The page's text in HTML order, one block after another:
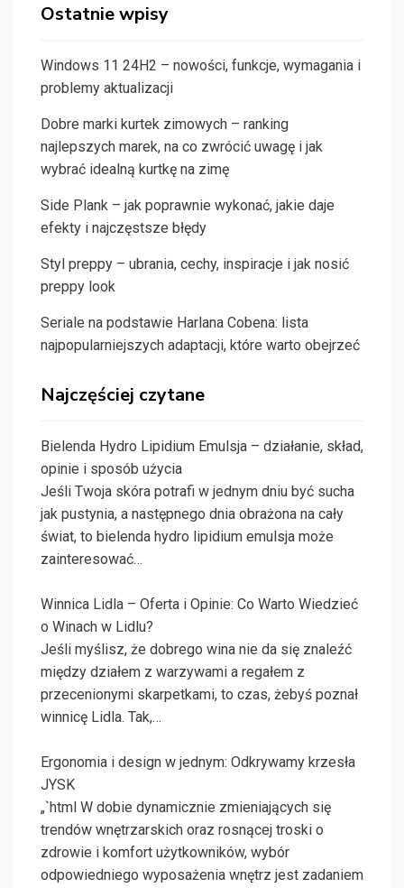
Ostatnie wpisy
Windows 11 24H2 – nowości, funkcje, wymagania i
problemy aktualizacji
Dobre marki kurtek zimowych – ranking
najlepszych marek, na co zwrócić uwagę i jak
wybrać idealną kurtkę na zimę
Side Plank – jak poprawnie wykonać, jakie daje
efekty i najczęstsze błędy
Styl preppy – ubrania, cechy, inspiracje i jak nosić
preppy look
Seriale na podstawie Harlana Cobena: lista
najpopularniejszych adaptacji, które warto obejrzeć
Najczęściej czytane
Bielenda Hydro Lipidium Emulsja – działanie, skład,
opinie i sposób użycia
Jeśli Twoja skóra potrafi w jednym dniu być sucha
jak pustynia, a następnego dnia obrażona na cały
świat, to bielenda hydro lipidium emulsja może
zainteresować…
Winnica Lidla – Oferta i Opinie: Co Warto Wiedzieć
o Winach w Lidlu?
Jeśli myślisz, że dobrego wina nie da się znaleźć
między działem z warzywami a regałem z
przecenionymi skarpetkami, to czas, żebyś poznał
winnicę Lidla. Tak,…
Ergonomia i design w jednym: Odkrywamy krzesła
JYSK
„`html W dobie dynamicznie zmieniających się
trendów wnętrzarskich oraz rosnącej troski o
zdrowie i komfort użytkowników, wybór
odpowiedniego wyposażenia wnętrz jest zadaniem